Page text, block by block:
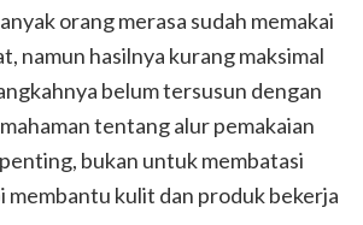
orang merasa sudah memakai
namun hasilnya kurang maksimal
belum tersusun dengan
tentang alur pemakaian
bukan untuk membatasi
kulit dan produk bekerja